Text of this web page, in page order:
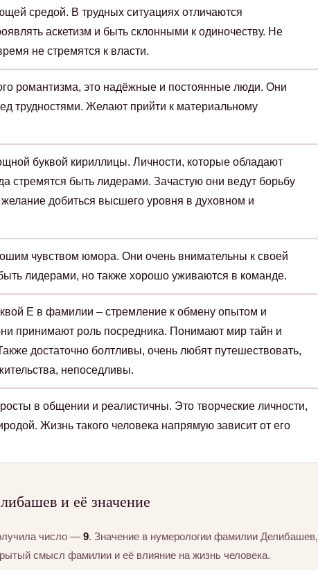
средой. В трудных ситуациях отличаются
аскетизм и быть склонными к одиночеству. Не
не стремятся к власти.
романтизма, это надёжные и постоянные люди. Они
трудностями. Желают прийти к материальному
буквой кириллицы. Личности, которые обладают
стремятся быть лидерами. Зачастую они ведут борьбу
добиться высшего уровня в духовном и
чувством юмора. Они очень внимательны к своей
лидерами, но также хорошо уживаются в команде.
Е в фамилии – стремление к обмену опытом и
принимают роль посредника. Понимают мир тайн и
достаточно болтливы, очень любят путешествовать,
непоседливы.
в общении и реалистичны. Это творческие личности,
Жизнь такого человека напрямую зависит от его
и её значение
число — 9. Значение в нумерологии фамилии Делибашев,
смысл фамилии и её влияние на жизнь человека.